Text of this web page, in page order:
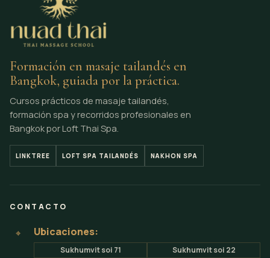
Formación en masaje tailandés en
Bangkok, guiada por la práctica.
Cursos prácticos de masaje tailandés,
formación spa y recorridos profesionales en
Bangkok por Loft Thai Spa.
LINKTREE LOFT SPA TAILANDÉS NAKHON SPA
CONTACTO
⌖ Ubicaciones:
Sukhumvit soi 71 Sukhumvit soi 22